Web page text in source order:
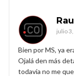
julio
Bien por MS, ya
Ojalá den más
todavía no me